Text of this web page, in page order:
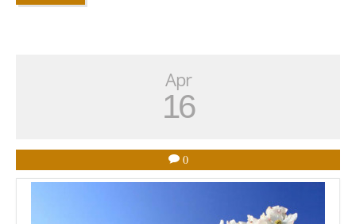
Apr
16
0